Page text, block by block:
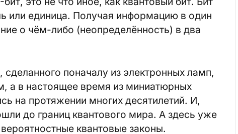
или единица. Получая информацию в один
о чём-либо (неопределённость) в два
поначалу из электронных ламп,
а в настоящее время из миниатюрных
на протяжении многих десятилетий. И,
до границ квантового мира. А здесь уже
квантовые законы.